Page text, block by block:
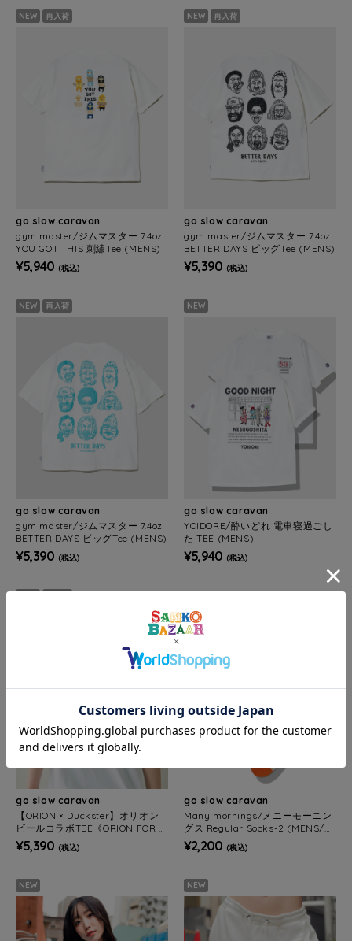
NEW 再入荷
go slow caravan
gym master/ジムマスター 7.4oz
YOU GOT THIS 刺繍Tee (MENS)
¥5,940 (税込)
NEW 再入荷
go slow caravan
gym master/ジムマスター 7.4oz
BETTER DAYS ビッグTee (MENS)
¥5,390 (税込)
NEW 再入荷
go slow caravan
gym master/ジムマスター 7.4oz
BETTER DAYS ビッグTee (MENS)
¥5,390 (税込)
NEW
go slow caravan
YOIDORE/酔いどれ 電車寝過ごし
た TEE (MENS)
¥5,940 (税込)
go slow caravan
【ORION × Duckster】オリオン
ビールコラボTEE《ORION FOR A
LL》(MENS)
¥5,390 (税込)
go slow caravan
Many mornings/メニーモーニン
グス Regular Socks-2 (MENS/W
OMENS)
¥2,200 (税込)
NEW NEW